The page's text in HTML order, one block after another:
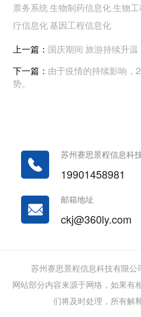
票务系统 生物制药信息化生物
疗信息化基因工程信息化
上一篇： 国庆期间 旅游持续升温
下一篇： 由于疫情的持续影响，
势。
苏州赛思景程信息科
19901458981
邮箱地址
ckj@360ly.com
苏州赛思景程信息科技有限
网站部分内容来源于网络，如果有
们将及时处理，所有解